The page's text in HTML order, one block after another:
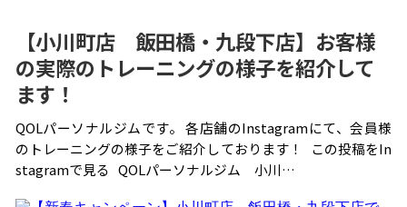
【小川町店 飯田橋・九段下店】お客様
の実際のトレーニングの様子を紹介して
ます！
QOLパーソナルジムです。 各店舗のInstagramにて、会員様
のトレーニングの様子をご紹介しております！ この投稿をIn
stagramで見る QOLパーソナルジム 小川…